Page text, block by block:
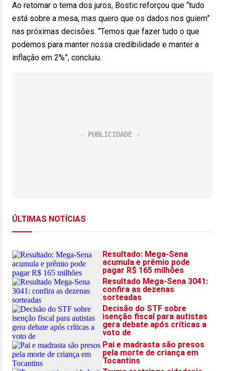
Ao retomar o tema dos juros, Bostic reforçou que “tudo
está sobre a mesa, mas quero que os dados nos guiem”
nas próximas decisões. “Temos que fazer tudo o que
podemos para manter nossa credibilidade e manter a
inflação em 2%”, concluiu.